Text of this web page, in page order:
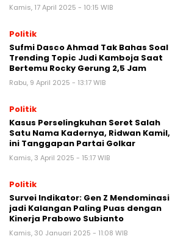
Kamis, 17 April 2025 - 10:15 WIB
Politik
Sufmi Dasco Ahmad Tak Bahas Soal
Trending Topic Judi Kamboja Saat
Bertemu Rocky Gerung 2,5 Jam
Rabu, 9 April 2025 - 13:17 WIB
Politik
Kasus Perselingkuhan Seret Salah
Satu Nama Kadernya, Ridwan Kamil,
ini Tanggapan Partai Golkar
Kamis, 3 April 2025 - 15:17 WIB
Politik
Survei Indikator: Gen Z Mendominasi
jadi Kalangan Paling Puas dengan
Kinerja Prabowo Subianto
Kamis, 30 Januari 2025 - 11:08 WIB